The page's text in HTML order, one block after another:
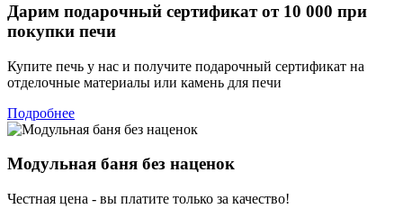
Дарим подарочный сертификат от 10 000 при
покупки печи
Купите печь у нас и получите подарочный сертификат на
отделочные материалы или камень для печи
Подробнее
Модульная баня без наценок
Честная цена - вы платите только за качество!